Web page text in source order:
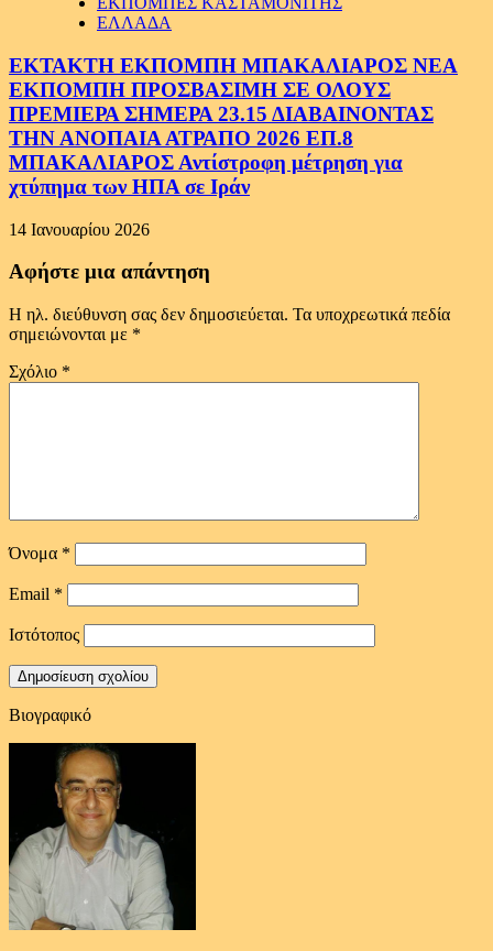
ΕΛΛΑΔΑ
ΕΚΤΑΚΤΗ ΕΚΠΟΜΠΗ ΜΠΑΚΑΛΙΑΡΟΣ ΝΕΑ
ΕΚΠΟΜΠΗ ΠΡΟΣΒΑΣΙΜΗ ΣΕ ΟΛΟΥΣ
ΠΡΕΜΙΕΡΑ ΣΗΜΕΡΑ 23.15 ΔΙΑΒΑΙΝΟΝΤΑΣ
ΤΗΝ ΑΝΟΠΑΙΑ ΑΤΡΑΠΟ 2026 ΕΠ.8
ΜΠΑΚΑΛΙΑΡΟΣ Αντίστροφη μέτρηση για
χτύπημα των ΗΠΑ σε Ιράν
14 Ιανουαρίου 2026
Αφήστε μια απάντηση
Η ηλ. διεύθυνση σας δεν δημοσιεύεται. Τα υποχρεωτικά πεδία
σημειώνονται με *
Σχόλιο *
Όνομα *
Email *
Ιστότοπος
Βιογραφικό